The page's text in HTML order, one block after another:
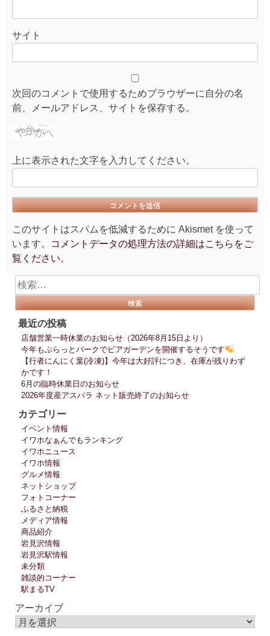
サイト
次回のコメントで使用するためブラウザーに自分の名
前、メールアドレス、サイトを保存する。
上に表示された文字を入力してください。
このサイトはスパムを低減するために Akismet を使って
います。
コメントデータの処理方法の詳細はこちらをご
覧ください。
検
索:
最近の投稿
店舗営業一時休業のお知らせ（2026年8月15日より）
今年もぷらっとパークでビアガーデンを開催するそうです
【行者にんにく葉(冷凍)】今年は大好評につき、在庫が残りわず
かです！
6月の臨時休業日のお知らせ
2026年度産アスパラ ネット販売終了のお知らせ
カテゴリー
イベント情報
イワホなぁんでもランキング
イワホニュース
イワホ情報
グルメ情報
ネットショップ
フォトコーナー
ふるさと納税
メディア情報
商品紹介
岩見沢情報
岩見沢駅情報
未分類
雑談的コーナー
駅まるTV
アーカイブ